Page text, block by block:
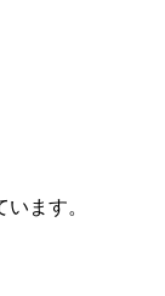
ます。